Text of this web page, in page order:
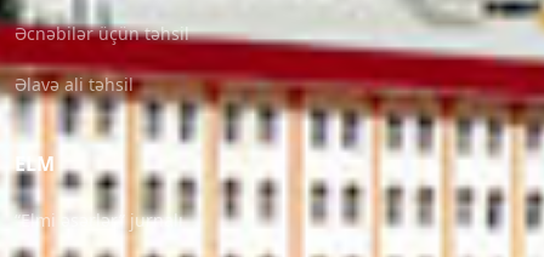
Əcnəbilər üçün təhsil
Əlavə ali təhsil
ELM
“Elmi əsərlər” jurnalı